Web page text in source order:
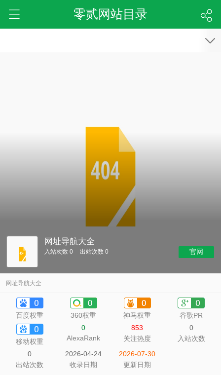
零贰网站目录
网址导航大全
入站次数 0 出站次数 0 官网
网址导航大全
百度权重 360权重 神马权重 谷歌PR
移动权重
0
AlexaRank
853
关注热度
0
入站次数
0
出站次数
2026-04-24
收录日期
2026-07-30
更新日期